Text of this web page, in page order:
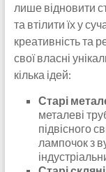
лише відновити
та втілити їх у
креативність та
свої власні
кілька ідей:
Старі
металеві
підвісного
лампочок з